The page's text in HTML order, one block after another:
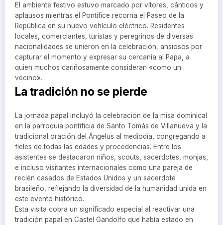
El ambiente festivo estuvo marcado por vítores, cánticos y
aplausos mientras el Pontífice recorría el Paseo de la
República en su nuevo vehículo eléctrico. Residentes
locales, comerciantes, turistas y peregrinos de diversas
nacionalidades se unieron en la celebración, ansiosos por
capturar el momento y expresar su cercanía al Papa, a
quien muchos cariñosamente consideran «como un
vecino».
La tradición no se pierde
La jornada papal incluyó la celebración de la misa dominical
en la parroquia pontificia de Santo Tomás de Villanueva y la
tradicional oración del Ángelus al mediodía, congregando a
fieles de todas las edades y procedencias. Entre los
asistentes se destacaron niños, scouts, sacerdotes, monjas,
e incluso visitantes internacionales como una pareja de
recién casados de Estados Unidos y un sacerdote
brasileño, reflejando la diversidad de la humanidad unida en
este evento histórico.
Esta visita cobra un significado especial al reactivar una
tradición papal en Castel Gandolfo que había estado en